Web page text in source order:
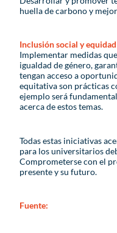
huella de carbono y
Inclusión social y
Implementar medidas
igualdad de género,
tengan acceso a
equitativa son prácticas
ejemplo será
acerca de estos temas.
Todas estas iniciativas
para los universitarios
Comprometerse con el
presente y su futuro.
Fuente: